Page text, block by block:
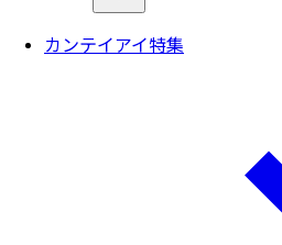
カンテイアイ特集